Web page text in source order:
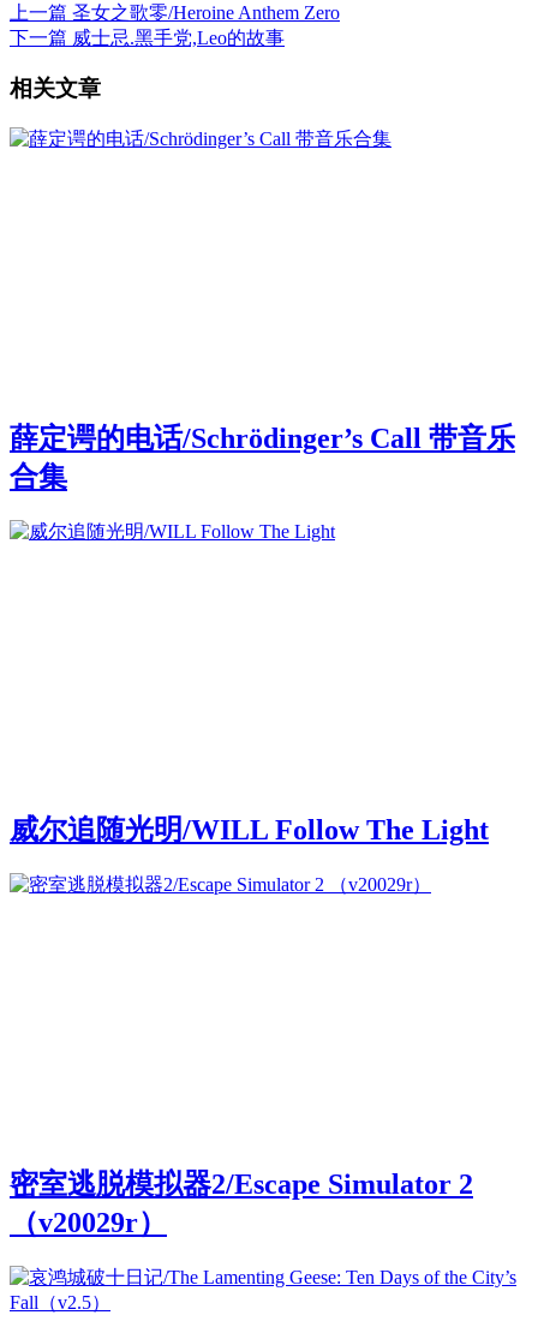
上一篇 圣女之歌零/Heroine Anthem Zero
下一篇 威士忌.黑手党,Leo的故事
相关文章
薛定谔的电话/Schrödinger’s Call 带音乐
合集
威尔追随光明/WILL Follow The Light
密室逃脱模拟器2/Escape Simulator 2
（v20029r）